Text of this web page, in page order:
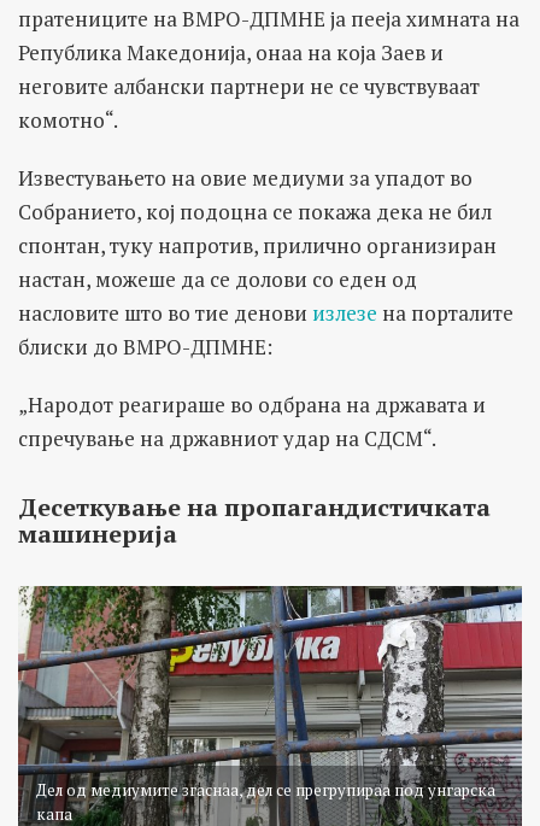
пратениците на ВМРО-ДПМНЕ ја пееја химната на
Република Македонија, онаа на која Заев и
неговите албански партнери не се чувствуваат
комотно“.
Известувањето на овие медиуми за упадот во
Собранието, кој подоцна се покажа дека не бил
спонтан, туку напротив, прилично организиран
настан, можеше да се долови со еден од
насловите што во тие денови излезе на порталите
блиски до ВМРО-ДПМНЕ:
„Народот реагираше во одбрана на државата и
спречување на државниот удар на СДСМ“.
Десеткување на пропагандистичката
машинерија
Дел од медиумите згаснаа, дел се прегрупираа под унгарска
капа